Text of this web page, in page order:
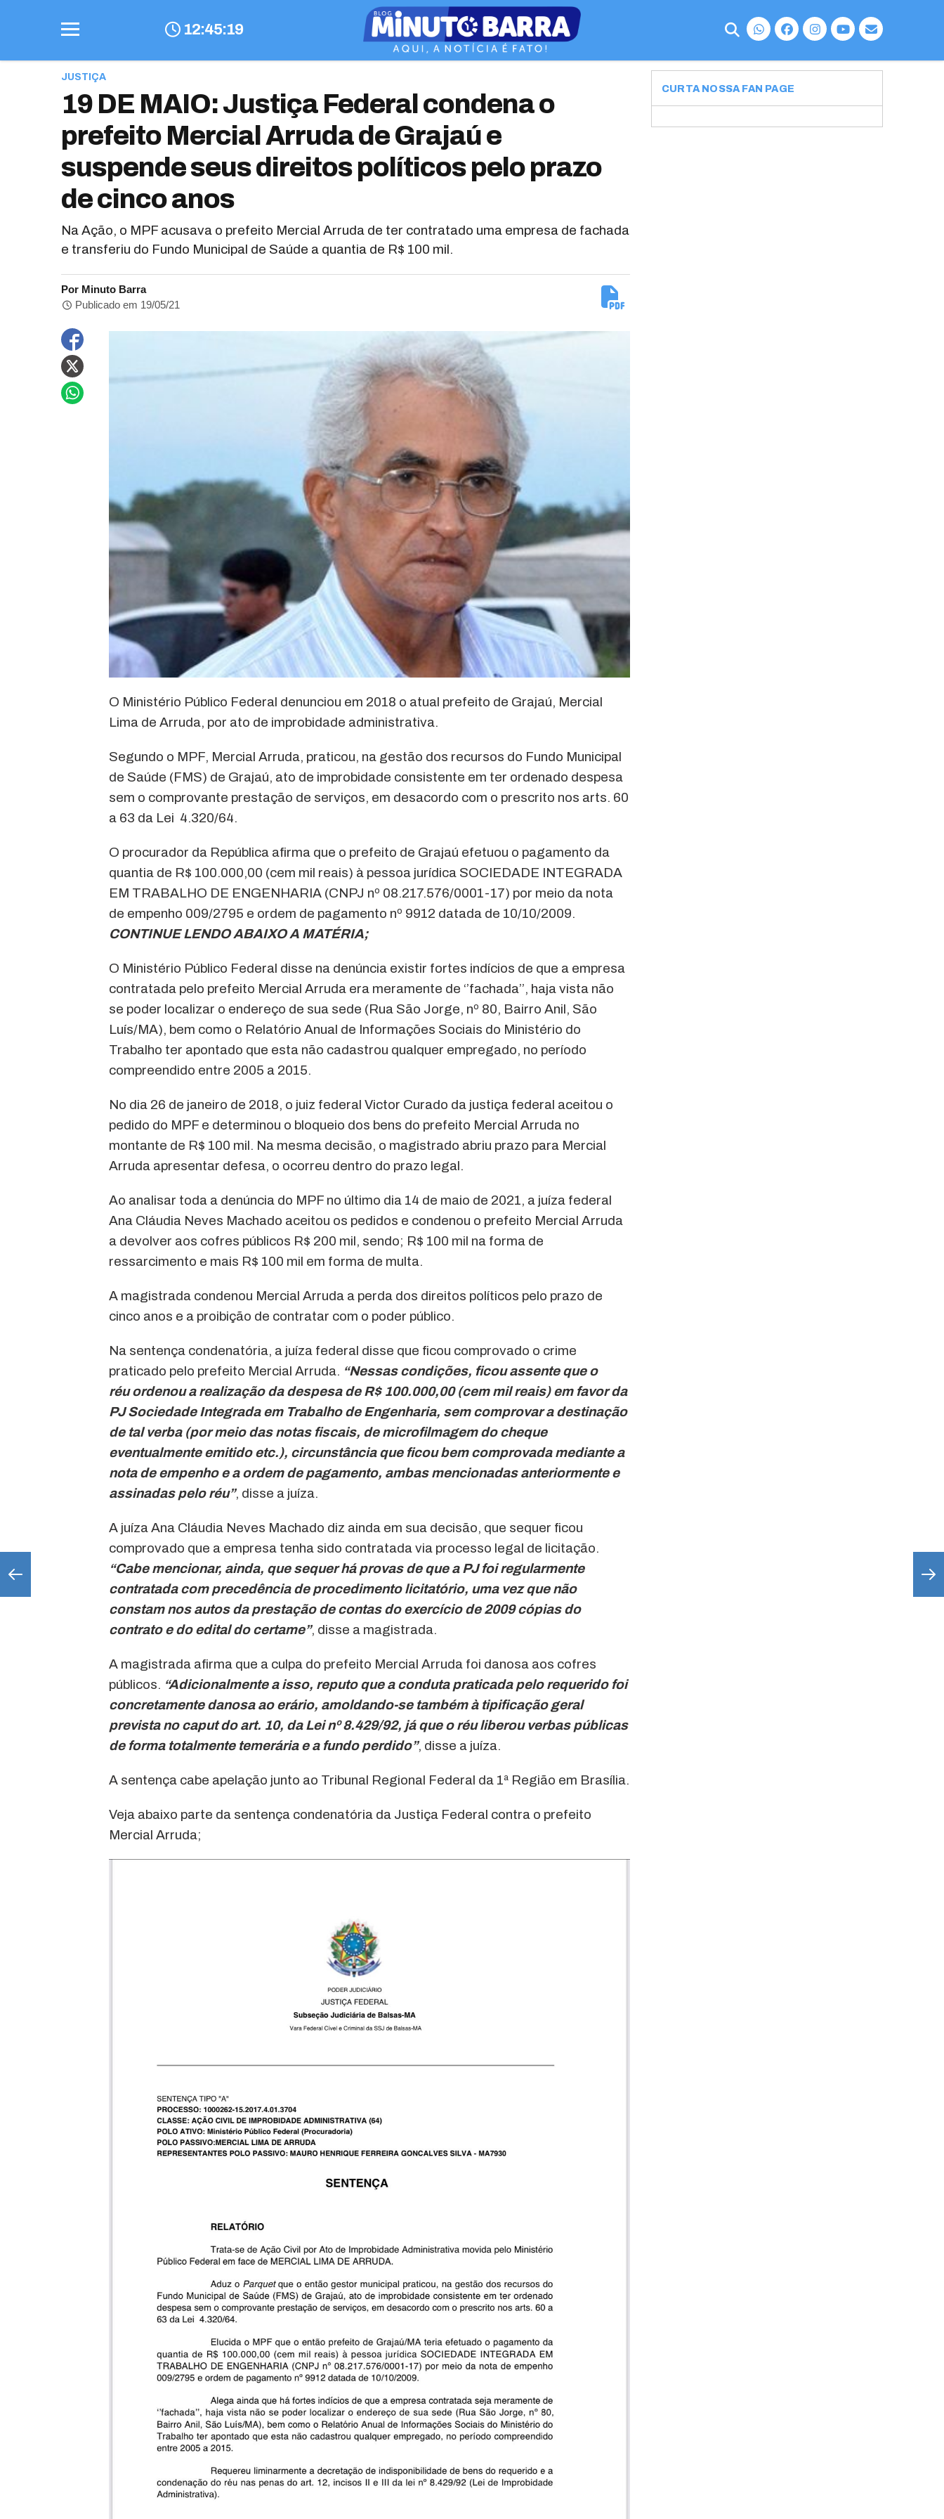
12:45:20
JUSTIÇA
19 DE MAIO: Justiça Federal condena o
prefeito Mercial Arruda de Grajaú e
suspende seus direitos políticos pelo prazo
de cinco anos
Na Ação, o MPF acusava o prefeito Mercial Arruda de ter contratado uma empresa de fachada
e transferiu do Fundo Municipal de Saúde a quantia de R$ 100 mil.
Por Minuto Barra
Publicado em 19/05/21
O Ministério Público Federal denunciou em 2018 o atual prefeito de Grajaú, Mercial
Lima de Arruda, por ato de improbidade administrativa.
Segundo o MPF, Mercial Arruda, praticou, na gestão dos recursos do Fundo Municipal
de Saúde (FMS) de Grajaú, ato de improbidade consistente em ter ordenado despesa
sem o comprovante prestação de serviços, em desacordo com o prescrito nos arts. 60
a 63 da Lei 4.320/64.
O procurador da República afirma que o prefeito de Grajaú efetuou o pagamento da
quantia de R$ 100.000,00 (cem mil reais) à pessoa jurídica SOCIEDADE INTEGRADA
EM TRABALHO DE ENGENHARIA (CNPJ nº 08.217.576/0001-17) por meio da nota
de empenho 009/2795 e ordem de pagamento nº 9912 datada de 10/10/2009.
CONTINUE LENDO ABAIXO A MATÉRIA;
O Ministério Público Federal disse na denúncia existir fortes indícios de que a empresa
contratada pelo prefeito Mercial Arruda era meramente de ‘’fachada’’, haja vista não
se poder localizar o endereço de sua sede (Rua São Jorge, nº 80, Bairro Anil, São
Luís/MA), bem como o Relatório Anual de Informações Sociais do Ministério do
Trabalho ter apontado que esta não cadastrou qualquer empregado, no período
compreendido entre 2005 a 2015.
No dia 26 de janeiro de 2018, o juiz federal Victor Curado da justiça federal aceitou o
pedido do MPF e determinou o bloqueio dos bens do prefeito Mercial Arruda no
montante de R$ 100 mil. Na mesma decisão, o magistrado abriu prazo para Mercial
Arruda apresentar defesa, o ocorreu dentro do prazo legal.
Ao analisar toda a denúncia do MPF no último dia 14 de maio de 2021, a juíza federal
Ana Cláudia Neves Machado aceitou os pedidos e condenou o prefeito Mercial Arruda
a devolver aos cofres públicos R$ 200 mil, sendo; R$ 100 mil na forma de
ressarcimento e mais R$ 100 mil em forma de multa.
A magistrada condenou Mercial Arruda a perda dos direitos políticos pelo prazo de
cinco anos e a proibição de contratar com o poder público.
Na sentença condenatória, a juíza federal disse que ficou comprovado o crime
praticado pelo prefeito Mercial Arruda. “Nessas condições, ficou assente que o
réu ordenou a realização da despesa de R$ 100.000,00 (cem mil reais) em favor da
PJ Sociedade Integrada em Trabalho de Engenharia, sem comprovar a destinação
de tal verba (por meio das notas fiscais, de microfilmagem do cheque
eventualmente emitido etc.), circunstância que ficou bem comprovada mediante a
nota de empenho e a ordem de pagamento, ambas mencionadas anteriormente e
assinadas pelo réu”, disse a juíza.
A juíza Ana Cláudia Neves Machado diz ainda em sua decisão, que sequer ficou
comprovado que a empresa tenha sido contratada via processo legal de licitação.
“Cabe mencionar, ainda, que sequer há provas de que a PJ foi regularmente
contratada com precedência de procedimento licitatório, uma vez que não
constam nos autos da prestação de contas do exercício de 2009 cópias do
contrato e do edital do certame”, disse a magistrada.
A magistrada afirma que a culpa do prefeito Mercial Arruda foi danosa aos cofres
públicos. “Adicionalmente a isso, reputo que a conduta praticada pelo requerido foi
concretamente danosa ao erário, amoldando-se também à tipificação geral
prevista no caput do art. 10, da Lei nº 8.429/92, já que o réu liberou verbas públicas
de forma totalmente temerária e a fundo perdido”, disse a juíza.
A sentença cabe apelação junto ao Tribunal Regional Federal da 1ª Região em Brasília.
Veja abaixo parte da sentença condenatória da Justiça Federal contra o prefeito
Mercial Arruda;
CURTA NOSSA FAN PAGE